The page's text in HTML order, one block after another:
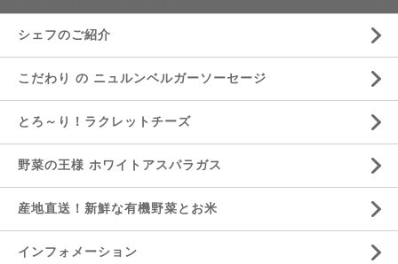
シェフのご紹介
こだわり の ニュルンベルガーソーセージ
とろ～り！ラクレットチーズ
野菜の王様 ホワイトアスパラガス
産地直送！新鮮な有機野菜とお米
インフォメーション